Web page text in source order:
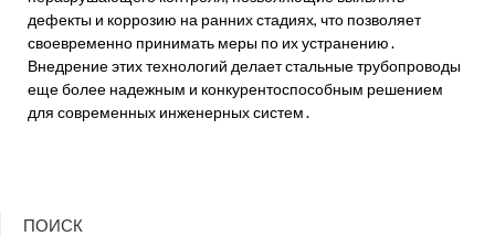
дефекты и коррозию на ранних стадиях, что позволяет
своевременно принимать меры по их устранению․
Внедрение этих технологий делает стальные трубопроводы
еще более надежным и конкурентоспособным решением
для современных инженерных систем․
ПОИСК